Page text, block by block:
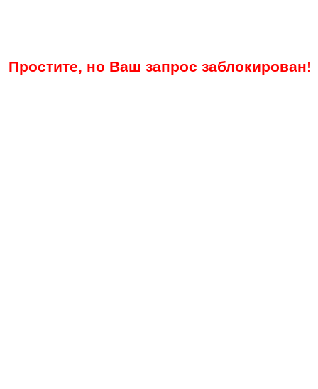
Простите, но Ваш запрос заблокирован!